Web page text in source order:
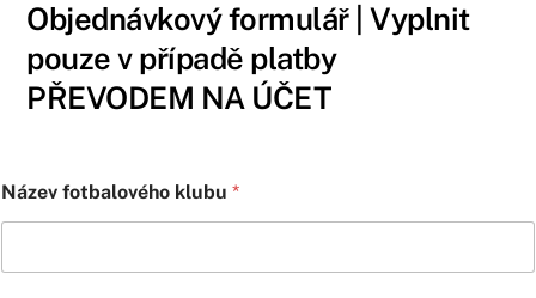
Objednávkový formulář | Vyplnit
pouze v případě platby
PŘEVODEM NA ÚČET
í
s
o
Název fotbalového klubu *